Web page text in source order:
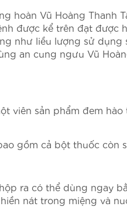
hoàn Vũ Hoàng Thanh
được kể trên đạt được
như liều lượng sử dụng
an cung ngưu Vũ
viên sản phẩm đem
gồm cả bột thuốc còn
ra có thể dùng ngay
nát trong miệng và